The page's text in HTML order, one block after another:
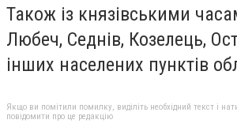
Також із князівськими
Любеч, Седнів, Козелець,
інших населених пунктів
Якщо ви помітили помилку, виділіть необхідний текст і
повідомити про це редакцію